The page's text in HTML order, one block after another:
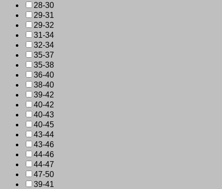
28-30
29-31
29-32
31-34
32-34
35-37
35-38
36-40
38-40
39-42
40-42
40-43
40-45
43-44
43-46
44-46
44-47
47-50
39-41